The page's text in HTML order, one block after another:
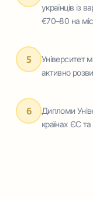
українців із
€70–80 на
5
Університет
активно
6
Дипломи
країнах ЄС